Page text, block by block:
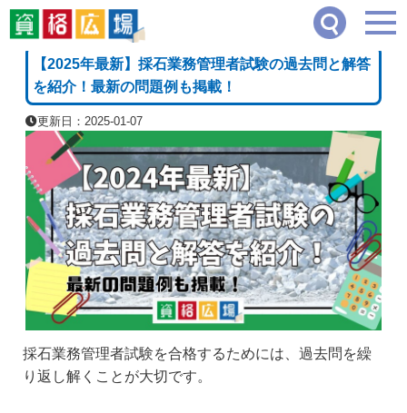
資格広場≫ 建築・土木・インテリア系 【2025年最新】採石業務管理者試験の過
[PR]
【2025年最新】採石業務管理者試験の過去問と解答
を紹介！最新の問題例も掲載！
更新日：2025-01-07
採石業務管理者試験を合格するためには、過去問を繰
り返し解くことが大切です。